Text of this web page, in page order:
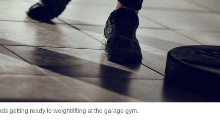
getting ready to weightlifting at the garage gym.